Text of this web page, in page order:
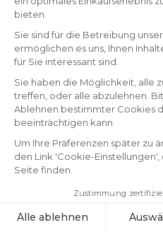
Sichere Bezahlung
Kreditkarte, PayPal,
500,- Bestellwert, Twint,